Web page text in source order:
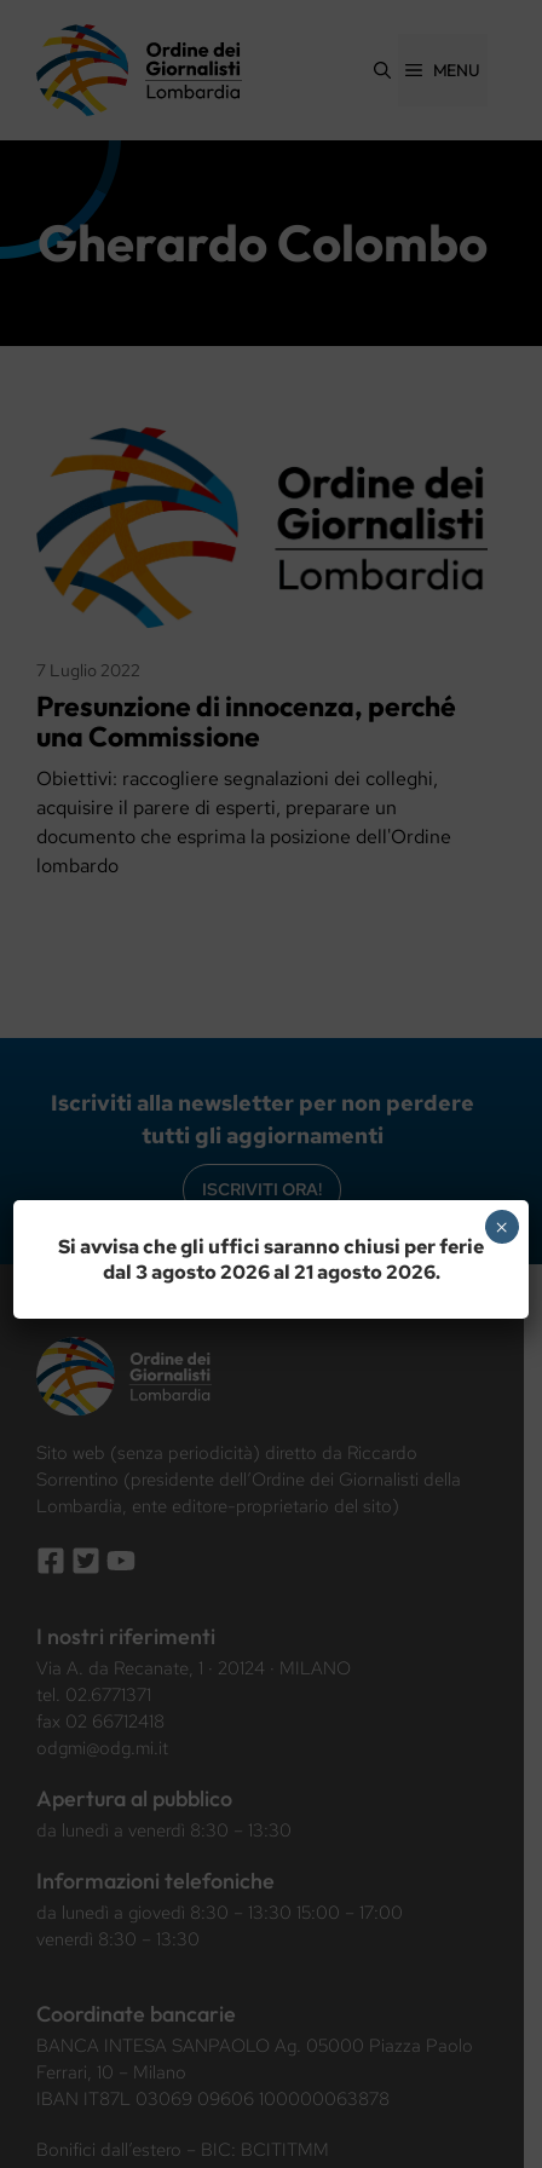
contenuto
MENU
Gherardo Colombo
7 Luglio 2022
Presunzione di innocenza, perché
una Commissione
Obiettivi: raccogliere segnalazioni dei colleghi,
acquisire il parere di esperti, preparare un
documento che esprima la posizione dell'Ordine
lombardo
Iscriviti alla newsletter per non perdere
tutti gli aggiornamenti
ISCRIVITI ORA!
Sito web (senza periodicità) diretto da Riccardo
Sorrentino (presidente dell’Ordine dei Giornalisti della
Lombardia, ente editore-proprietario del sito)
I nostri riferimenti
Via A. da Recanate, 1 · 20124 · MILANO
tel. 02.6771371
fax 02 66712418
odgmi@odg.mi.it
Apertura al pubblico
da lunedì a venerdì 8:30 – 13:30
Informazioni telefoniche
da lunedì a giovedì 8:30 – 13:30 15:00 – 17:00
venerdì 8:30 – 13:30
Coordinate bancarie
BANCA INTESA SANPAOLO Ag. 05000 Piazza Paolo
Ferrari, 10 – Milano
IBAN IT87L 03069 09606 100000063878
Bonifici dall’estero – BIC: BCITITMM
Si avvisa che gli uffici saranno chiusi per ferie
dal 3 agosto 2026 al 21 agosto 2026.
×